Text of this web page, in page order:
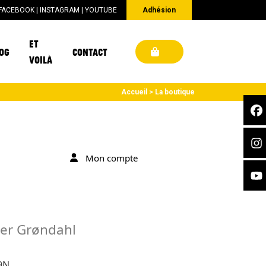
FACEBOOK INSTAGRAM |YOUTUBE Adhésion
ET
VOILÀ
CONTACT
Accueil La boutique
Mon compte
Grøndahl